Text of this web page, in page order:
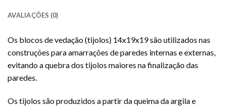
AVALIAÇÕES (0)
Os blocos de vedação (tijolos) 14x19x19 são utilizados nas
construções para amarrações de paredes internas e externas,
evitando a quebra dos tijolos maiores na finalização das
paredes.
Os tijolos são produzidos a partir da queima da argila e